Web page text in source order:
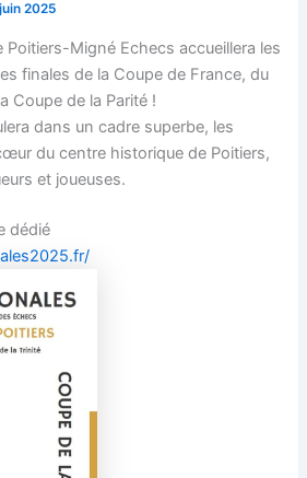
2025
Poitiers-Migné Echecs accueillera les
finales de la Coupe de France, du
Coupe de la Parité !
dans un cadre superbe, les
du centre historique de Poitiers,
et joueuses.
dédié